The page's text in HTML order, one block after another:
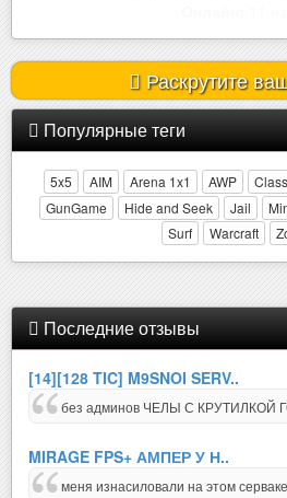
Раскрутите
Популярные теги
5x5 AIM Arena 1x1 AWP
GunGame
Hide and Seek Jail
Surf
Warcraft
Последние отзывы
[14][128 TIC] M9SNOI SERV..
без админов ЧЕЛЫ С КРУТИЛКОЙ
MIRAGE FPS+ АМПЕР У Н..
меня изнасиловали на этом